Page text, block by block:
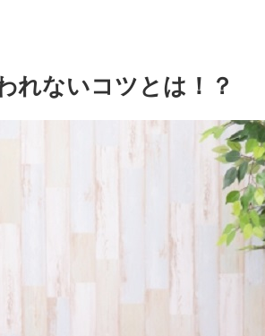
れないコツとは！？